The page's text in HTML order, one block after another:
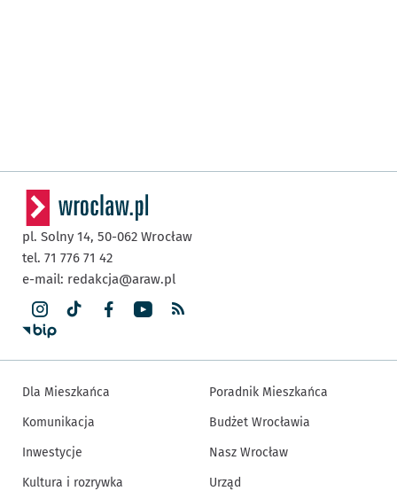
pl. Solny 14, 50-062 Wrocław
tel. 71 776 71 42
e-mail: redakcja@araw.pl
Dla Mieszkańca
Komunikacja
Inwestycje
Kultura i rozrywka
Poradnik Mieszkańca
Budżet Wrocławia
Nasz Wrocław
Urząd